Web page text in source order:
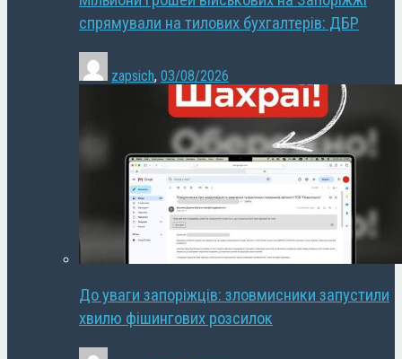
спрямували на тилових бухгалтерів: ДБР
zapsich, 03/08/2026
До уваги запоріжців: зловмисники запустили
хвилю фішингових розсилок